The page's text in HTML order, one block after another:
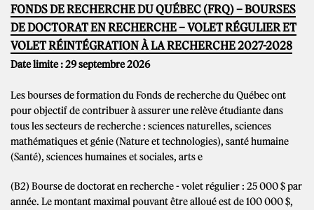
FONDS DE RECHERCHE DU QUÉBEC (FRQ) – BOURSES
DE DOCTORAT EN RECHERCHE – VOLET RÉGULIER ET
VOLET RÉINTÉGRATION À LA RECHERCHE 2027-2028
Date limite : 29 septembre 2026
Les bourses de formation du Fonds de recherche du Québec ont
pour objectif de contribuer à assurer une relève étudiante dans
tous les secteurs de recherche : sciences naturelles, sciences
mathématiques et génie (Nature et technologies), santé humaine
(Santé), sciences humaines et sociales, arts e
(B2) Bourse de doctorat en recherche - volet régulier : 25 000 $ par
année. Le montant maximal pouvant être alloué est de 100 000 $,